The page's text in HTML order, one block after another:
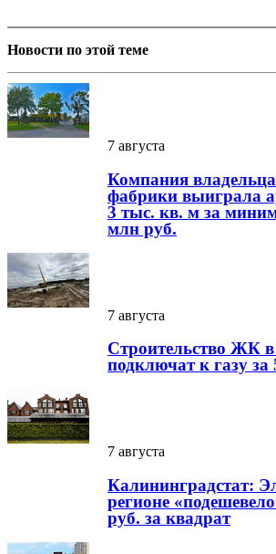
Новости по этой теме
7 августа
Компания
фабрики выиграла
3 тыс. кв. м за
млн руб.
7 августа
Строительство ЖК
подключат к газу
7 августа
Калининградстат:
регионе
руб. за квадрат